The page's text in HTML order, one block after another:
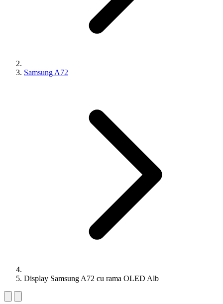
Samsung A72
Display Samsung A72 cu rama OLED Alb